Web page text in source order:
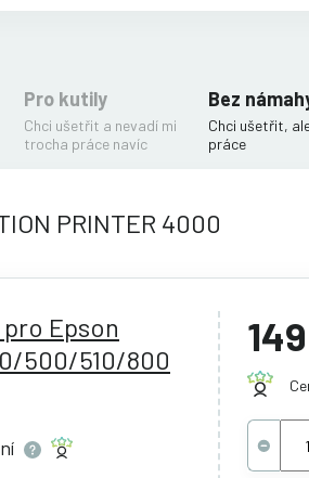
Pro kutily
Chci ušetřit a nevadí mi
trocha práce navíc
Bez
Chci ušetřit,
práce
PRINTER 4000
Epson
500/510/800